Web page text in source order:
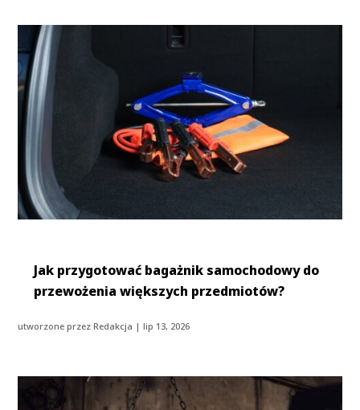
Jak przygotować bagażnik samochodowy do
przewożenia większych przedmiotów?
utworzone przezRedakcja |lip 13, 2026